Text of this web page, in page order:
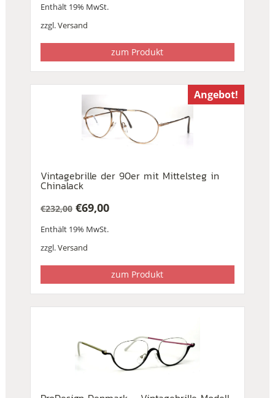
Enthält 19% MwSt.
zzgl.Versand
zum Produkt
Angebot!
Vintagebrille der 90er mit Mittelsteg in
Chinalack
€232,00
Preis
war:
€69,00
Preis
ist:
Enthält 19% MwSt.
zzgl.Versand
zum Produkt